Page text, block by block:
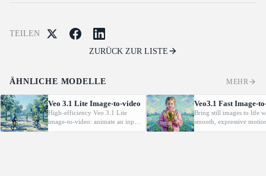
TEILEN
ZURÜCK ZUR LISTE
ÄHNLICHE MODELLE MEHR
Veo 3.1 Lite Image-to-video
High-efficiency Veo 3.1 Lite
image-to-video: animate an input
image into video with
Veo3.1 Fast Image-
Bring still images to life
smooth, expressive
3.1 Image-to-Video